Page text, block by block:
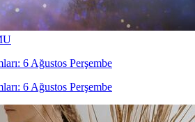
6 Ağustos Perşembe
6 Ağustos Perşembe